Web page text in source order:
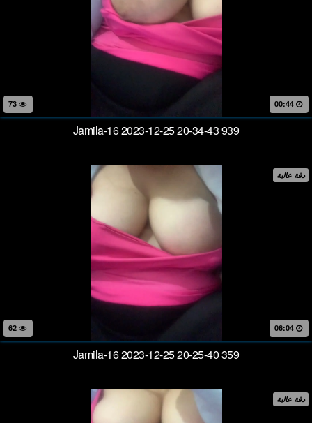
00:44
Jamila-16 2023-12-25 20-34-43 939
دقة عالية
06:04
Jamila-16 2023-12-25 20-25-40 359
دقة عالية